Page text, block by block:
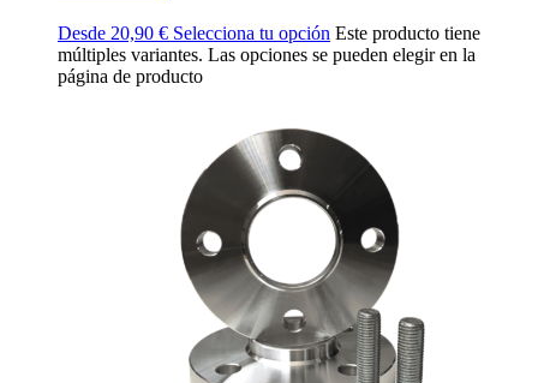
Desde 20,90 € Selecciona tu opción Este producto tiene
múltiples variantes. Las opciones se pueden elegir en la
página de producto